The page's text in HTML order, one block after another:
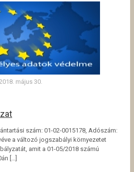
május 30.
szám: 01-02-0015178, Adószám:
a változó jogszabályi környezetet
amit a 01-05/2018 számú
[…]